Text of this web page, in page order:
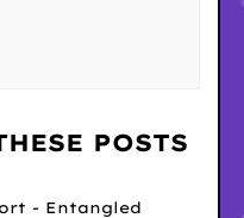
POSTS
- Entangled